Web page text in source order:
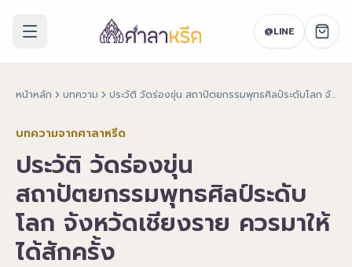
@LINE
หน้าหลัก บทความ ประวัติ วัดร่องขุ่น สถาปัตยกรรมพุทธศิลป์ระดับโลก จังหวัดเชียงราย ควรมาให้ได้สักครั้ง
บทความจากศาลาหรีด
ประวัติ วัดร่องขุ่น
สถาปัตยกรรมพุทธศิลป์ระดับ
โลก จังหวัดเชียงราย ควรมาให้
ได้สักครั้ง